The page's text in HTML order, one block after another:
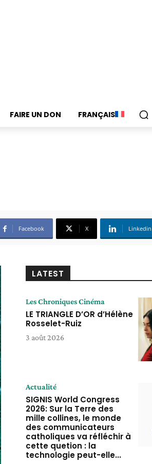
FAIRE UN DON FRANÇAIS
Facebook X Linkedin
LATEST
Les Chroniques Cinéma
LE TRIANGLE D’OR d’Hélène
Rosselet-Ruiz
3 août 2026
Actualité
SIGNIS World Congress
2026: Sur la Terre des
mille collines, le monde
des communicateurs
catholiques va réfléchir à
cette quetion : la
technologie peut-elle...